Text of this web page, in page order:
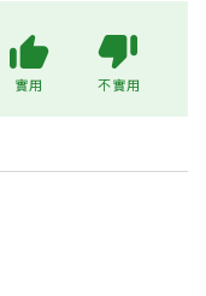
實用 不實用